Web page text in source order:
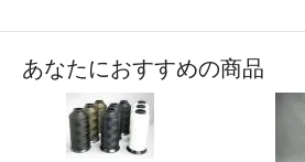
あなたにおすすめの商品